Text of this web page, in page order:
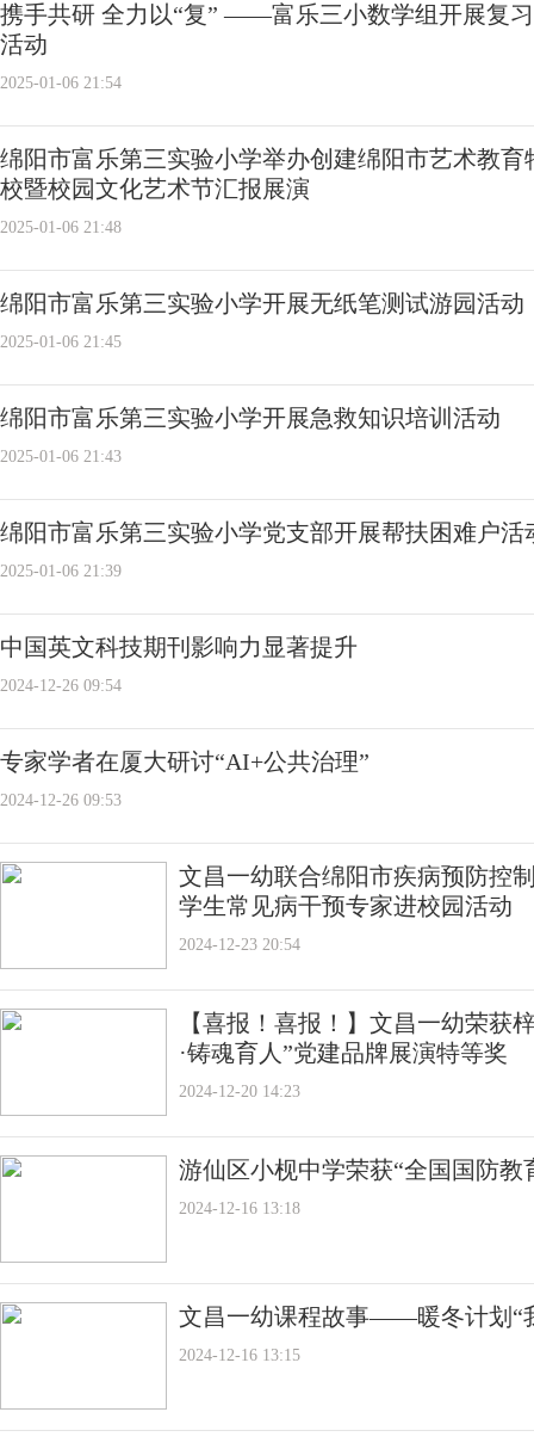
携手共研 全力以“复” ——富乐三小数学组开展复
活动
2025-01-06 21:54
绵阳市富乐第三实验小学举办创建绵阳市艺术教育
校暨校园文化艺术节汇报展演
2025-01-06 21:48
绵阳市富乐第三实验小学开展无纸笔测试游园活动
2025-01-06 21:45
绵阳市富乐第三实验小学开展急救知识培训活动
2025-01-06 21:43
绵阳市‌富乐第三实验小学党支部开展帮扶困难户活
2025-01-06 21:39
中国英文科技期刊影响力显著提升
2024-12-26 09:54
专家学者在厦大研讨“AI+公共治理”
2024-12-26 09:53
文昌一幼联合绵阳市疾病预防控
学生常见病干预专家进校园活动
2024-12-23 20:54
【喜报！喜报！】文昌一幼荣获
·铸魂育人”党建品牌展演特等奖
2024-12-20 14:23
游仙区小枧中学荣获“全国国防教
2024-12-16 13:18
文昌一幼课程故事——暖冬计划“
2024-12-16 13:15